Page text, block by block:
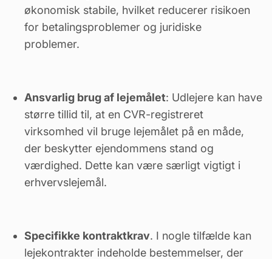
økonomisk stabile, hvilket reducerer risikoen
for betalingsproblemer og juridiske
problemer.
Ansvarlig brug af lejemålet: Udlejere kan have
større tillid til, at en CVR-registreret
virksomhed vil bruge lejemålet på en måde,
der beskytter ejendommens stand og
værdighed. Dette kan være særligt vigtigt i
erhvervslejemål.
Specifikke kontraktkrav. I nogle tilfælde kan
lejekontrakter indeholde bestemmelser, der